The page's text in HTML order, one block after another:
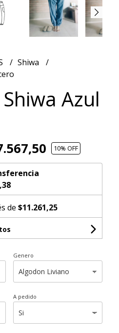
Shiwa
Azul
10% OFF
de $11.261,25
Genero
A pedido